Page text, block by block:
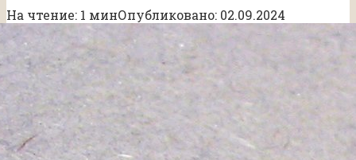
На чтение: 1 минОпубликовано: 02.09.2024